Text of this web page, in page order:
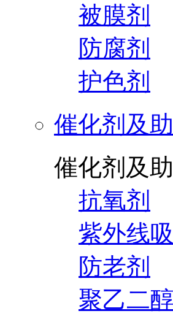
被膜剂
防腐剂
护色剂
催化剂及
催化剂及
抗氧剂
紫外线
防老剂
聚乙二